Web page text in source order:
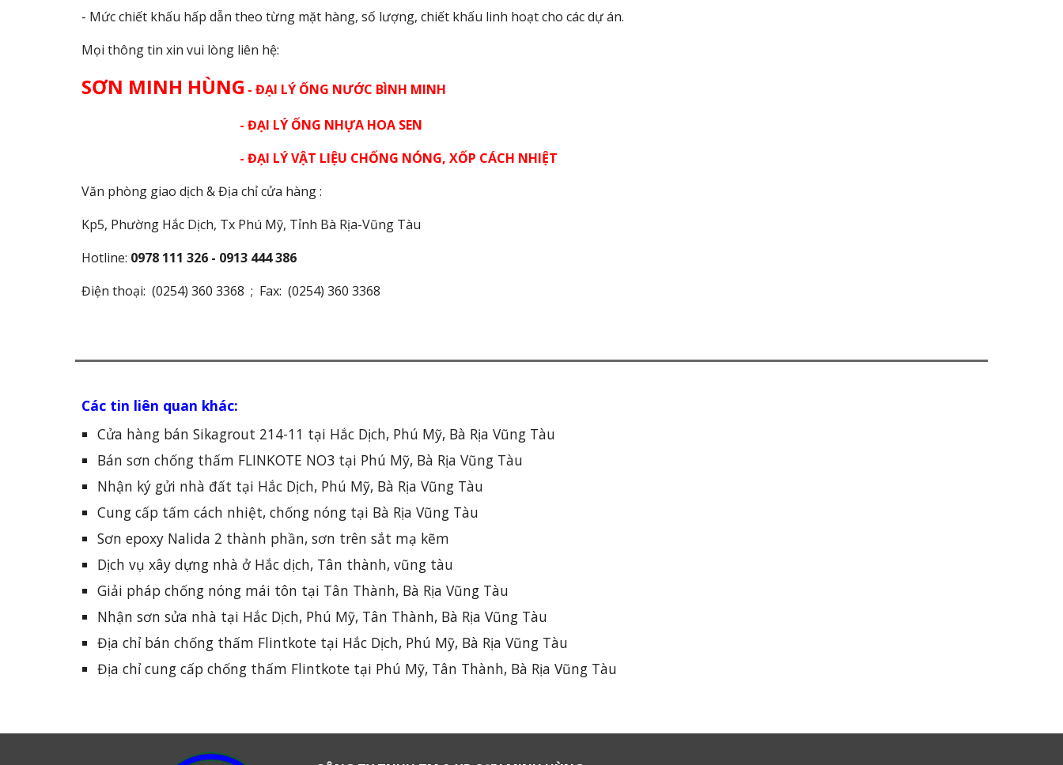
- Mức chiết khấu hấp dẫn theo từng mặt hàng, số lượng, chiết khấu linh hoạt cho các dự án.
Mọi thông tin xin vui lòng liên hệ:
SƠN MINH HÙNG - ĐẠI LÝ ỐNG NƯỚC BÌNH MINH
- ĐẠI LÝ ỐNG NHỰA HOA SEN
- ĐẠI LÝ VẬT LIỆU CHỐNG NÓNG, XỐP CÁCH NHIỆT
Văn phòng giao dịch & Địa chỉ cửa hàng :
Kp5, Phường Hắc Dịch, Tx Phú Mỹ, Tỉnh Bà Rịa-Vũng Tàu
Hotline: 0978 111 326 - 0913 444 386
Điện thoại: (0254) 360 3368 ; Fax: (0254) 360 3368
Các tin liên quan khác:
Cửa hàng bán Sikagrout 214-11 tại Hắc Dịch, Phú Mỹ, Bà Rịa Vũng Tàu
Bán sơn chống thấm FLINKOTE NO3 tại Phú Mỹ, Bà Rịa Vũng Tàu
Nhận ký gửi nhà đất tại Hắc Dịch, Phú Mỹ, Bà Rịa Vũng Tàu
Cung cấp tấm cách nhiệt, chống nóng tại Bà Rịa Vũng Tàu
Sơn epoxy Nalida 2 thành phần, sơn trên sắt mạ kẽm
Dịch vụ xây dựng nhà ở Hắc dịch, Tân thành, vũng tàu
Giải pháp chống nóng mái tôn tại Tân Thành, Bà Rịa Vũng Tàu
Nhận sơn sửa nhà tại Hắc Dịch, Phú Mỹ, Tân Thành, Bà Rịa Vũng Tàu
Địa chỉ bán chống thấm Flintkote tại Hắc Dịch, Phú Mỹ, Bà Rịa Vũng Tàu
Địa chỉ cung cấp chống thấm Flintkote tại Phú Mỹ, Tân Thành, Bà Rịa Vũng Tàu